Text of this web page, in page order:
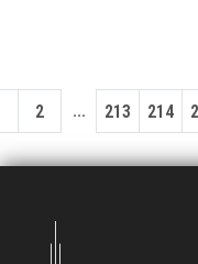
2 ... 213 214